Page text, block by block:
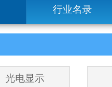
行业名录
光电显示